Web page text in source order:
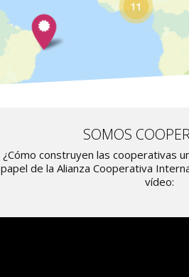
SOMOS
¿Cómo construyen las cooperativas
papel de la Alianza Cooperativa
vídeo: